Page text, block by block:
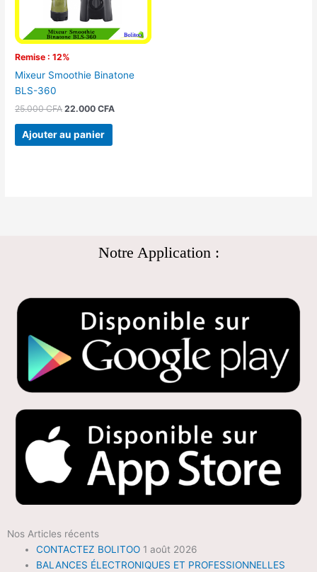
Remise : 12%
Mixeur Smoothie Binatone
BLS-360
25.000CFA 22.000CFA
Ajouter au panier
Notre Application :
Nos Articles récents
CONTACTEZ BOLITOO 1 août 2026
BALANCES ÉLECTRONIQUES ET PROFESSIONNELLES